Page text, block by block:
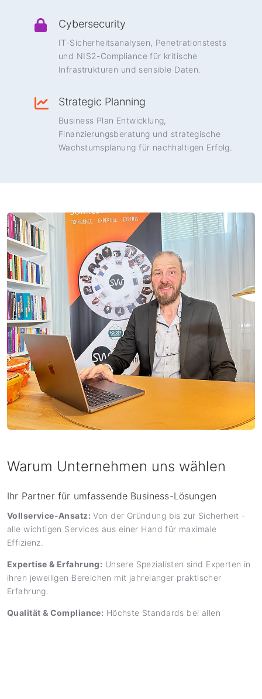
Cybersecurity
IT-Sicherheitsanalysen, Penetrationstests
und NIS2-Compliance für kritische
Infrastrukturen und sensible Daten.
Strategic Planning
Business Plan Entwicklung,
Finanzierungsberatung und strategische
Wachstumsplanung für nachhaltigen Erfolg.
Warum Unternehmen uns wählen
Ihr Partner für umfassende Business-Lösungen
Vollservice-Ansatz: Von der Gründung bis zur Sicherheit -
alle wichtigen Services aus einer Hand für maximale
Effizienz.
Expertise & Erfahrung: Unsere Spezialisten sind Experten in
ihren jeweiligen Bereichen mit jahrelanger praktischer
Erfahrung.
Qualität & Compliance: Höchste Standards bei allen